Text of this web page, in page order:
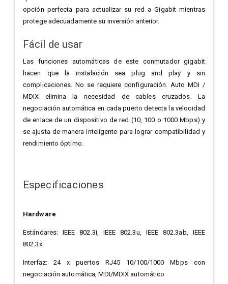
opción perfecta para actualizar su red a Gigabit mientras
protege adecuadamente su inversión anterior.
Fácil de usar
Las funciones automáticas de este conmutador gigabit
hacen que la instalación sea plug and play y sin
complicaciones. No se requiere configuración. Auto MDI /
MDIX elimina la necesidad de cables cruzados. La
negociación automática en cada puerto detecta la velocidad
de enlace de un dispositivo de red (10, 100 o 1000 Mbps) y
se ajusta de manera inteligente para lograr compatibilidad y
rendimiento óptimo.
Especificaciones
Hardware
Estándares: IEEE 802.3i, IEEE 802.3u, IEEE 802.3ab, IEEE
802.3x
Interfaz: 24 x puertos RJ45 10/100/1000 Mbps con
negociación automática, MDI/MDIX automático